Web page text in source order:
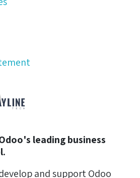
leading business
and support Odoo